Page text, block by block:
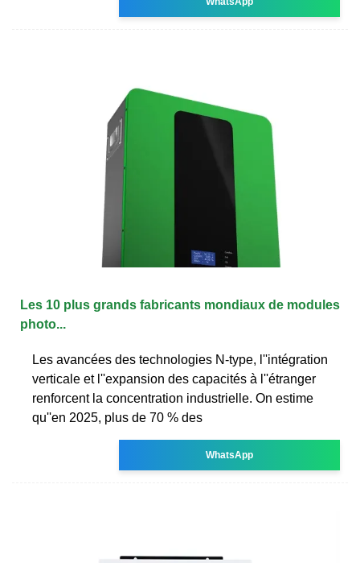
Les 10 plus grands fabricants mondiaux de modules
photo...
Les avancées des technologies N-type, l''intégration
verticale et l''expansion des capacités à l''étranger
renforcent la concentration industrielle. On estime
qu''en 2025, plus de 70 % des
WhatsApp